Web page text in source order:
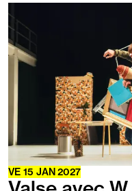
VE 15 JAN2027
savoir
plus